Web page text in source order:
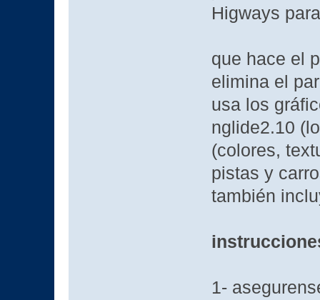
Higways
que hace el
elimina el
usa los
nglide2.10
(colores,
pistas y
también
1-